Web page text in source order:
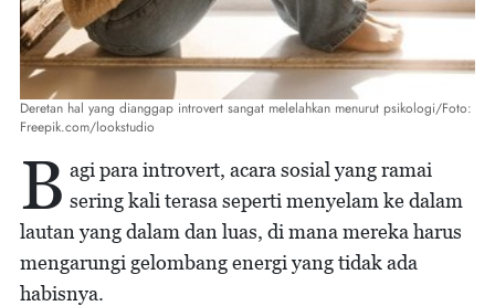
Deretan hal yang dianggap introvert sangat melelahkan menurut psikologi/Foto:
Freepik.com/lookstudio
B agi para introvert, acara sosial yang ramai
sering kali terasa seperti menyelam ke dalam
lautan yang dalam dan luas, di mana mereka harus
mengarungi gelombang energi yang tidak ada
habisnya.